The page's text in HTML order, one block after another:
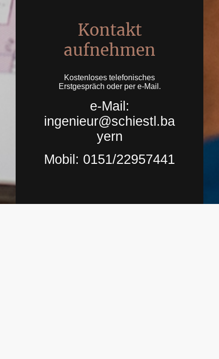
Kontakt
aufnehmen
Kostenloses telefonisches
Erstgespräch oder per e-Mail.
e-Mail:
ingenieur@schiestl.ba
yern
Mobil: 0151/22957441